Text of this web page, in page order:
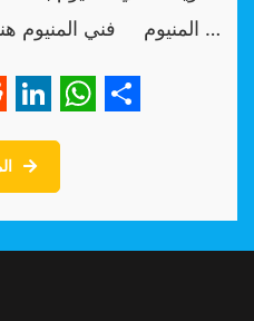
المنيوم فني المنيوم هندي رخيص …
LinkedIn